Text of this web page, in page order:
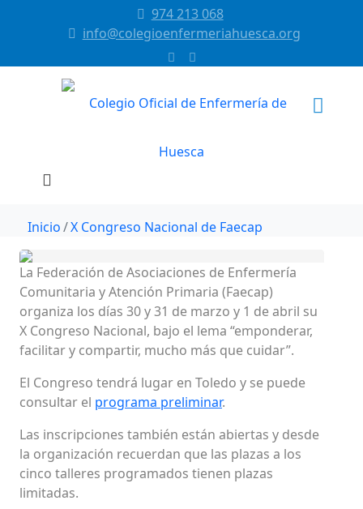
974 213 068
info@colegioenfermeriahuesca.org
Inicio X Congreso Nacional de Faecap
La Federación de Asociaciones de Enfermería
Comunitaria y Atención Primaria (Faecap)
organiza los días 30 y 31 de marzo y 1 de abril su
X Congreso Nacional, bajo el lema “emponderar,
facilitar y compartir, mucho más que cuidar”.
El Congreso tendrá lugar en Toledo y se puede
consultar el programa preliminar.
Las inscripciones también están abiertas y desde
la organización recuerdan que las plazas a los
cinco talleres programados tienen plazas
limitadas.